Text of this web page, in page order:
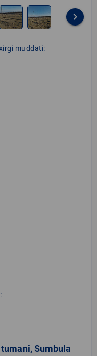
keyboard_arrow_right
muddati:
Sumbula